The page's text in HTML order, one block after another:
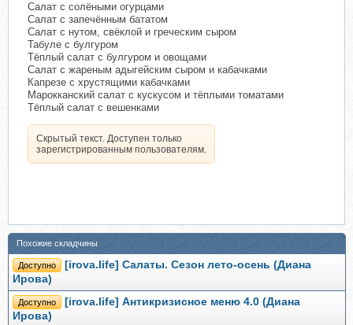
Салат с солёными огурцами
Салат с запечённым бататом
Салат с нутом, свёклой и греческим сыром
Табуле с булгуром
Тёплый салат с булгуром и овощами
Салат с жареным адыгейским сыром и кабачками
Капрезе с хрустящими кабачками
Марокканский салат с кускусом и тёплыми томатами
Тёплый салат с вешенками
Скрытый текст. Доступен только
зарегистрированным пользователям.
Похожие складчины
Доступно
[irova.life] Салаты. Сезон лето-осень (Диана
Ирова)
Доступно
[irova.life] Антикризисное меню 4.0 (Диана
Ирова)